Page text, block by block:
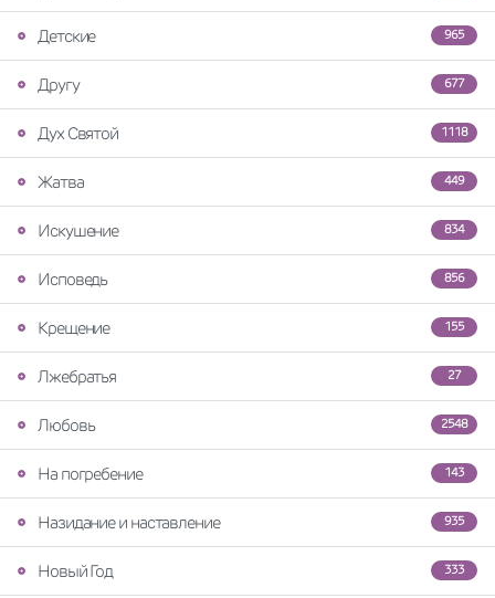
965
Детские
677
Другу
1118
Дух Святой
449
Жатва
834
Искушение
856
Исповедь
155
Крещение
27
Лжебратья
2548
Любовь
143
На погребение
935
Назидание и наставление
333
Новый Год